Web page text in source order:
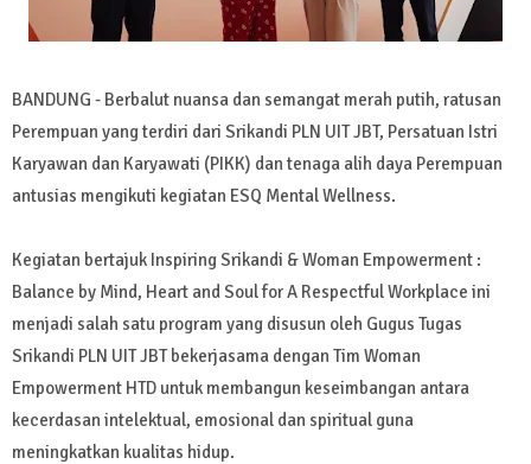
BANDUNG - Berbalut nuansa dan semangat merah putih, ratusan
Perempuan yang terdiri dari Srikandi PLN UIT JBT, Persatuan Istri
Karyawan dan Karyawati (PIKK) dan tenaga alih daya Perempuan
antusias mengikuti kegiatan ESQ Mental Wellness.
Kegiatan bertajuk Inspiring Srikandi & Woman Empowerment :
Balance by Mind, Heart and Soul for A Respectful Workplace ini
menjadi salah satu program yang disusun oleh Gugus Tugas
Srikandi PLN UIT JBT bekerjasama dengan Tim Woman
Empowerment HTD untuk membangun keseimbangan antara
kecerdasan intelektual, emosional dan spiritual guna
meningkatkan kualitas hidup.